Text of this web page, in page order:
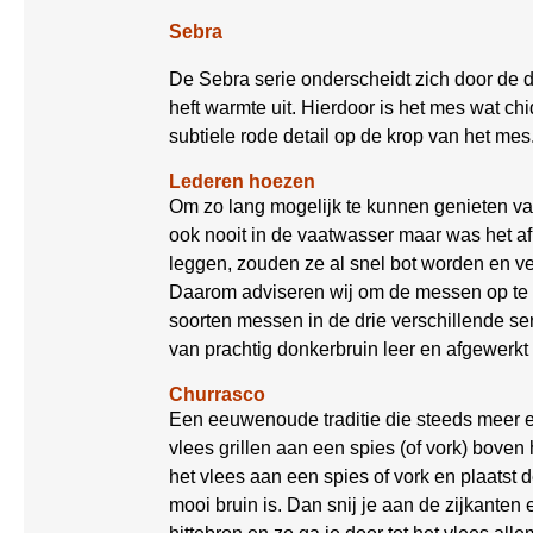
Sebra
De Sebra serie onderscheidt zich door de
heft warmte uit. Hierdoor is het mes wat
subtiele rode detail op de krop van het
Lederen hoezen
Om zo lang mogelijk te kunnen genieten
ook nooit in de vaatwasser maar was het
leggen, zouden ze al snel bot worden en
Daarom adviseren wij om de messen op
soorten messen in de drie verschillende
van prachtig donkerbruin leer en
Churrasco
Een eeuwenoude traditie die steeds meer
vlees grillen aan een spies (of vork)
het vlees aan een spies of vork en plaatst
mooi bruin is. Dan snij je aan de zijkanten